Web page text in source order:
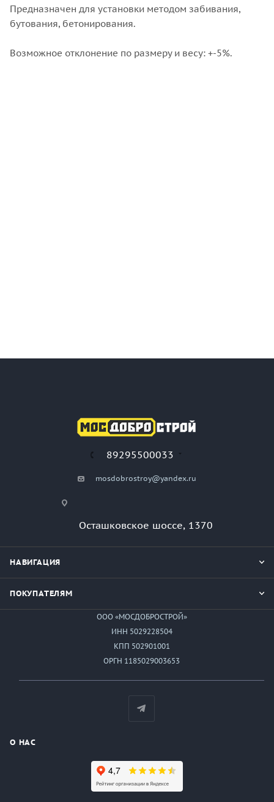
Предназначен для установки методом забивания,
бутования, бетонирования.
Возможное отклонение по размеру и весу: +-5%.
89295500033
mosdobrostroy@yandex.ru
Осташковское шоссе, 1370
НАВИГАЦИЯ
ПОКУПАТЕЛЯМ
ООО «МОСДОБРОСТРОЙ»
ИНН 5029228504
КПП 502901001
ОРГН 1185029003653
О НАС